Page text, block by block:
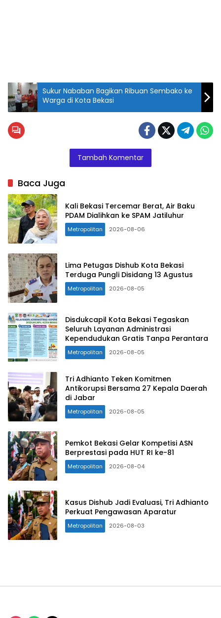
Sukur Nababan Bagikan Ribuan Sembako ke
Warga di Kota Bekasi
Tambah Komentar
Baca Juga
Kali Bekasi Tercemar Berat, Air Baku
PDAM Dialihkan ke SPAM Jatiluhur
Metropolitan 2026-08-06
Lima Petugas Dishub Kota Bekasi
Terduga Pungli Disidang 13 Agustus
Metropolitan 2026-08-05
Disdukcapil Kota Bekasi Tegaskan
Seluruh Layanan Administrasi
Kependudukan Gratis Tanpa Perantara
Metropolitan 2026-08-05
Tri Adhianto Teken Komitmen
Antikorupsi Bersama 27 Kepala Daerah
di Jabar
Metropolitan 2026-08-05
Pemkot Bekasi Gelar Kompetisi ASN
Berprestasi pada HUT RI ke-81
Metropolitan 2026-08-04
Kasus Dishub Jadi Evaluasi, Tri Adhianto
Perkuat Pengawasan Aparatur
Metropolitan 2026-08-03